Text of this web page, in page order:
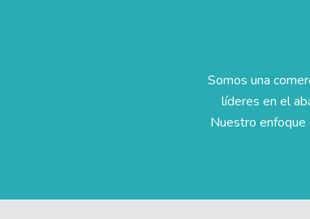
Somos una
líderes en el
Nuestro enfoque